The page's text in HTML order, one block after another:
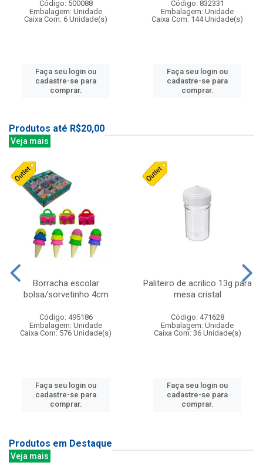
Código: 500088
Embalagem: Unidade
Caixa Com: 6 Unidade(s)
Faça seu login ou
cadastre-se para
comprar.
Código: 832331
Embalagem: Unidade
Caixa Com: 144 Unidade(s)
Faça seu login ou
cadastre-se para
comprar.
Produtos até R$20,00
Veja mais
Borracha escolar
bolsa/sorvetinho 4cm
Código: 495186
Embalagem: Unidade
Caixa Com: 576 Unidade(s)
Faça seu login ou
cadastre-se para
comprar.
Paliteiro de acrilico 13g para
mesa cristal
Código: 471628
Embalagem: Unidade
Caixa Com: 36 Unidade(s)
Faça seu login ou
cadastre-se para
comprar.
Produtos em Destaque
Veja mais